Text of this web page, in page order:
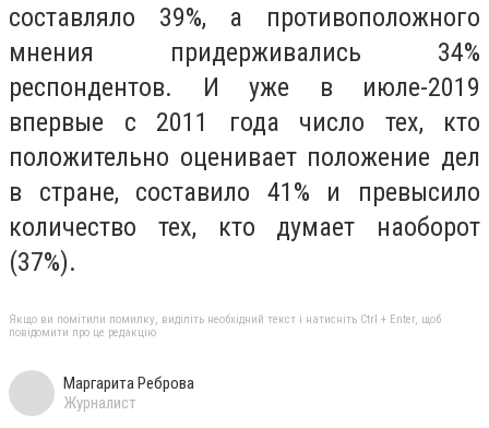
составляло 39%, а противоположного
мнения придерживались 34%
респондентов. И уже в июле-2019
впервые с 2011 года число тех, кто
положительно оценивает положение дел
в стране, составило 41% и превысило
количество тех, кто думает наоборот
(37%).
Якщо ви помітили помилку, виділіть необхідний текст і натисніть Ctrl + Enter, щоб
повідомити про це редакцію
Маргарита Реброва
Журналист